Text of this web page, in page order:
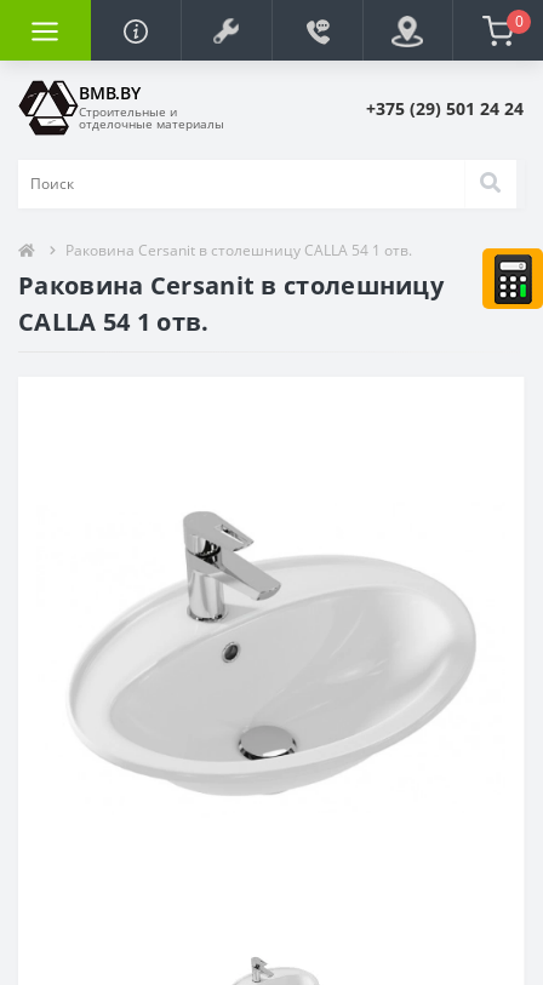
0
BMB.BY
Строительные и
отделочные материалы
+375 (29) 501 24 24
Раковина Cersanit в столешницу CALLA 54 1 отв.
Раковина Cersanit в столешницу
CALLA 54 1 отв.